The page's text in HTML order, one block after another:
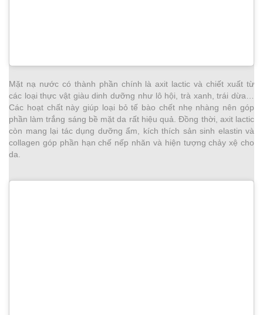
Mặt nạ nước có thành phần chính là axit lactic và chiết xuất từ
các loại thực vật giàu dinh dưỡng như lô hội, trà xanh, trái dừa…
Các hoạt chất này giúp loại bỏ tế bào chết nhẹ nhàng nên góp
phần làm trắng sáng bề mặt da rất hiệu quả. Đồng thời, axit lactic
còn mang lại tác dụng dưỡng ẩm, kích thích sản sinh elastin và
collagen góp phần hạn chế nếp nhăn và hiện tượng chảy xệ cho
da.